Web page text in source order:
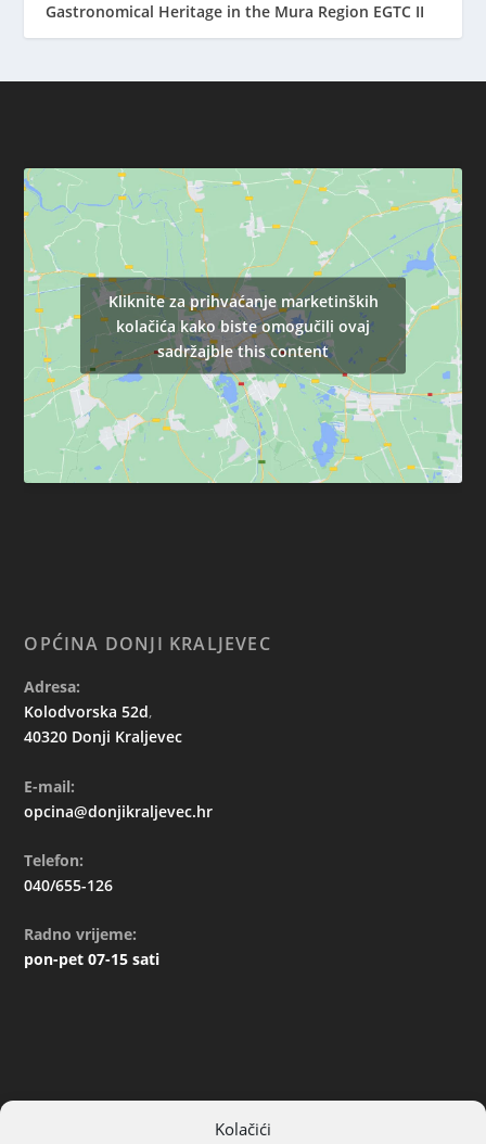
Kolačići
Gastronomical Heritage in the Mura Region EGTC II
Kliknite za prihvaćanje marketinških
kolačića kako biste omogučili ovaj
sadržajble this content
OPĆINA DONJI KRALJEVEC
Adresa:
Kolodvorska 52d,
40320 Donji Kraljevec
E-mail:
opcina@donjikraljevec.hr
Telefon:
040/655-126
Radno vrijeme:
pon-pet 07-15 sati